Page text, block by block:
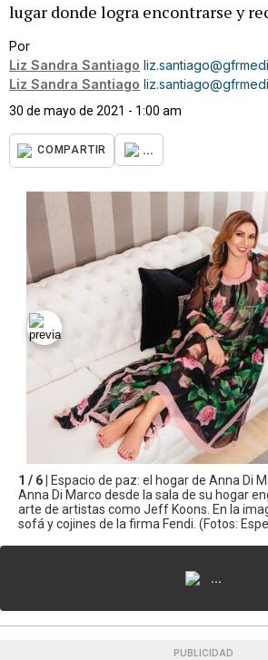
lugar donde logra encontrarse y
Por
Liz Sandra Santiago
Liz Sandra Santiago
30 de mayo de 2021 - 1:00 am
COMPARTIR ...
1 / 6 |
Espacio de paz: el hogar de Anna Di
Anna Di Marco desde la sala de su hogar
arte de artistas como Jeff Koons. En la
sofá y cojines de la firma Fendi. (Fotos:
...
PUBLICIDAD